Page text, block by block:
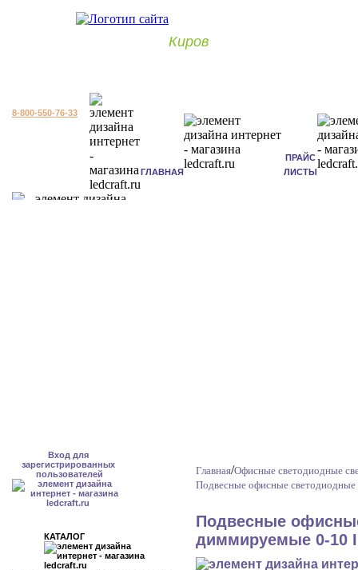
Киров
8-800-550-76-33
ГЛАВНАЯ
ПРАЙС
ЛИСТЫ
Вход для
зарегистрированных
пользователей
КАТАЛОГ
Главная/Офисные светодиодные
Подвесные офисные
Подвесные
диммируемые 0-10